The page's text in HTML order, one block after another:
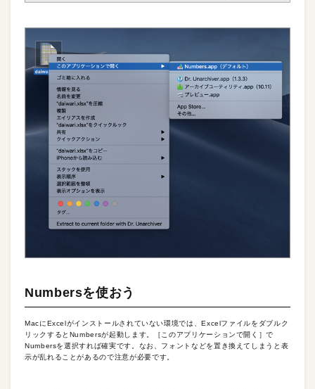
Numbersを使おう
MacにExcelがインストールされていない環境では、Excelファイルをダブルク
リックするとNumbersが起動します。［このアプリケーションで開く］で
Numbersを選択すれば確実です。なお、フォントなどを置き換えてしまうと表
示が乱れることがあるので注意が必要です。